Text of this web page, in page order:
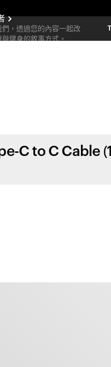
們，透過您的內容一起改
健身的敘事方式。
C to C Cable